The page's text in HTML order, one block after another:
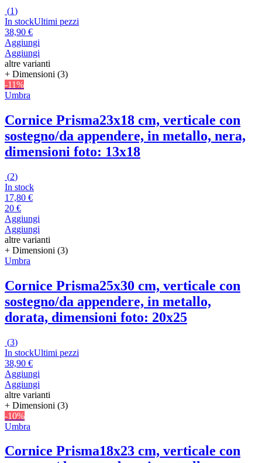
(1)
In stockUltimi pezzi
38,90 €
Aggiungi
Aggiungi
altre varianti
+ Dimensioni (3)
-11%
Umbra
Cornice Prisma23x18 cm, verticale con
sostegno/da appendere, in metallo, nera,
dimensioni foto: 13x18
(2)
In stock
17,80 €
20 €
Aggiungi
Aggiungi
altre varianti
+ Dimensioni (3)
Umbra
Cornice Prisma25x30 cm, verticale con
sostegno/da appendere, in metallo,
dorata, dimensioni foto: 20x25
(3)
In stockUltimi pezzi
38,90 €
Aggiungi
Aggiungi
altre varianti
+ Dimensioni (3)
-10%
Umbra
Cornice Prisma18x23 cm, verticale con